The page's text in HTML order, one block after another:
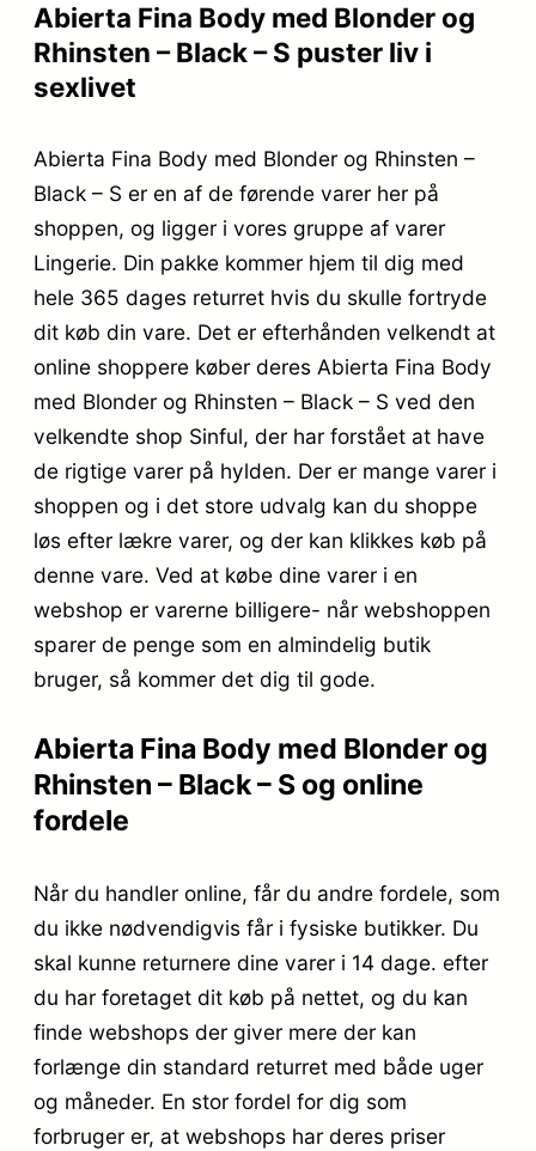
Abierta Fina Body med Blonder og
Rhinsten – Black – S puster liv i
sexlivet
Abierta Fina Body med Blonder og Rhinsten –
Black – S er en af de førende varer her på
shoppen, og ligger i vores gruppe af varer
Lingerie. Din pakke kommer hjem til dig med
hele 365 dages returret hvis du skulle fortryde
dit køb din vare. Det er efterhånden velkendt at
online shoppere køber deres Abierta Fina Body
med Blonder og Rhinsten – Black – S ved den
velkendte shop Sinful, der har forstået at have
de rigtige varer på hylden. Der er mange varer i
shoppen og i det store udvalg kan du shoppe
løs efter lækre varer, og der kan klikkes køb på
denne vare. Ved at købe dine varer i en
webshop er varerne billigere- når webshoppen
sparer de penge som en almindelig butik
bruger, så kommer det dig til gode.
Abierta Fina Body med Blonder og
Rhinsten – Black – S og online
fordele
Når du handler online, får du andre fordele, som
du ikke nødvendigvis får i fysiske butikker. Du
skal kunne returnere dine varer i 14 dage. efter
du har foretaget dit køb på nettet, og du kan
finde webshops der giver mere der kan
forlænge din standard returret med både uger
og måneder. En stor fordel for dig som
forbruger er, at webshops har deres priser